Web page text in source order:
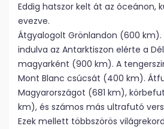
Eddig hatszor kelt át az óceánon,
evezve.
Átgyalogolt Grönlandon (600
indulva az Antarktiszon elérte a
magyarként (900 km). A
Mont Blanc csúcsát (400 km).
Magyarországot (681 km),
km), és számos más ultrafutó
Ezek mellett többszörös